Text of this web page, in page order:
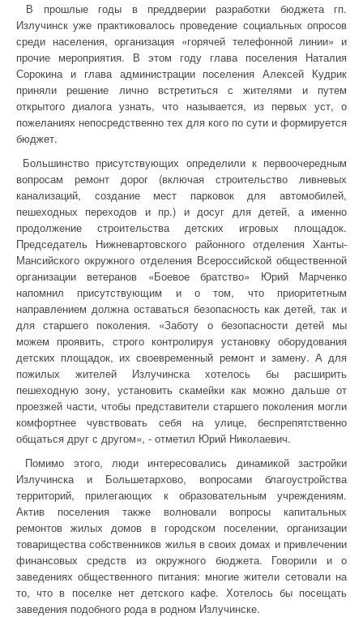
В прошлые годы в преддверии разработки бюджета гп.
Излучинск уже практиковалось проведение социальных опросов
среди населения, организация «горячей телефонной линии» и
прочие мероприятия. В этом году глава поселения Наталия
Сорокина и глава администрации поселения Алексей Кудрик
приняли решение лично встретиться с жителями и путем
открытого диалога узнать, что называется, из первых уст, о
пожеланиях непосредственно тех для кого по сути и формируется
бюджет.
Большинство присутствующих определили к первоочередным
вопросам ремонт дорог (включая строительство ливневых
канализаций, создание мест парковок для автомобилей,
пешеходных переходов и пр.) и досуг для детей, а именно
продолжение строительства детских игровых площадок.
Председатель Нижневартовского районного отделения Ханты-
Мансийского окружного отделения Всероссийской общественной
организации ветеранов «Боевое братство» Юрий Марченко
напомнил присутствующим и о том, что приоритетным
направлением должна оставаться безопасность как детей, так и
для старшего поколения. «Заботу о безопасности детей мы
можем проявить, строго контролируя установку оборудования
детских площадок, их своевременный ремонт и замену. А для
пожилых жителей Излучинска хотелось бы расширить
пешеходную зону, установить скамейки как можно дальше от
проезжей части, чтобы представители старшего поколения могли
комфортнее чувствовать себя на улице, беспрепятственно
общаться друг с другом», - отметил Юрий Николаевич.
Помимо этого, люди интересовались динамикой застройки
Излучинска и Большетархово, вопросами благоустройства
территорий, прилегающих к образовательным учреждениям.
Актив поселения также волновали вопросы капитальных
ремонтов жилых домов в городском поселении, организации
товарищества собственников жилья в своих домах и привлечении
финансовых средств из окружного бюджета. Говорили и о
заведениях общественного питания: многие жители сетовали на
то, что в поселке нет детского кафе. Хотелось бы посещать
заведения подобного рода в родном Излучинске.